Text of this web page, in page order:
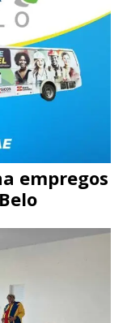
empregos